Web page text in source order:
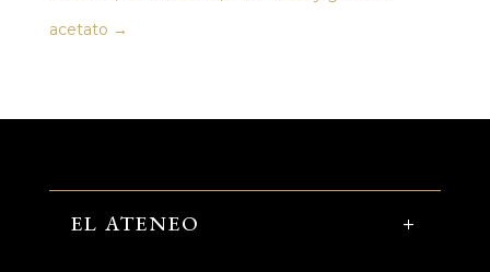
acetato →
EL ATENEO